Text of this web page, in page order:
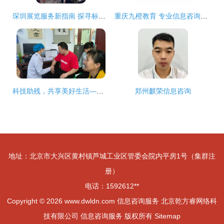
郑州麒荣信息咨询
地址：北京市大兴区黄村镇芦城工业区管委会院内平房1号（集群注
册）
电话：1592612**
Copyright © 2026 www.dwldn.com 信息咨询服务 北京乾方睿网络科
技有限公司 信息咨询服务 版权所有 Sitemap